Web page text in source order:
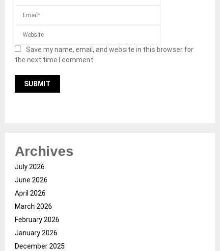
Save my name, email, and website in this browser for
the next time I comment.
Archives
July 2026
June 2026
April 2026
March 2026
February 2026
January 2026
December 2025